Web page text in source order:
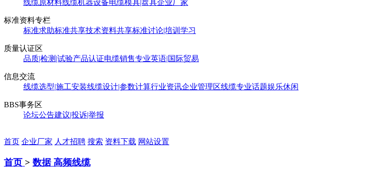
线缆原材料线缆机器设备电缆模具|盘具企业厂家
标准资料专栏
标准求助标准共享技术资料共享标准讨论|培训学习
质量认证区
品质|检测|试验产品认证电缆销售专业英语|国际贸易
信息交流
线缆选型|施工安装线缆设计|参数计算行业资讯企业管理区线缆专业话题娱乐休闲
BBS事务区
论坛公告建议|投诉|举报
首页 企业厂家 人才招聘 搜索 资料下载 网站设置
首页 > 数据 高频线缆